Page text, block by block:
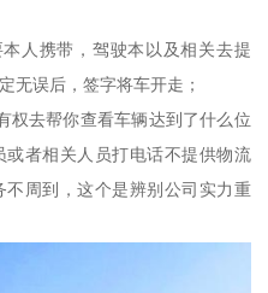
人携带，驾驶本以及相关去提
无误后，签字将车开走；
权去帮你查看车辆达到了什么位
者相关人员打电话不提供物流
周到，这个是辨别公司实力重